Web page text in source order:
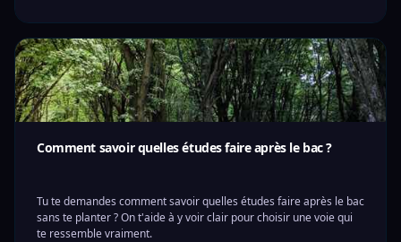
Comment savoir quelles études faire après le bac ?
Tu te demandes comment savoir quelles études faire après le bac
sans te planter ? On t'aide à y voir clair pour choisir une voie qui
te ressemble vraiment.